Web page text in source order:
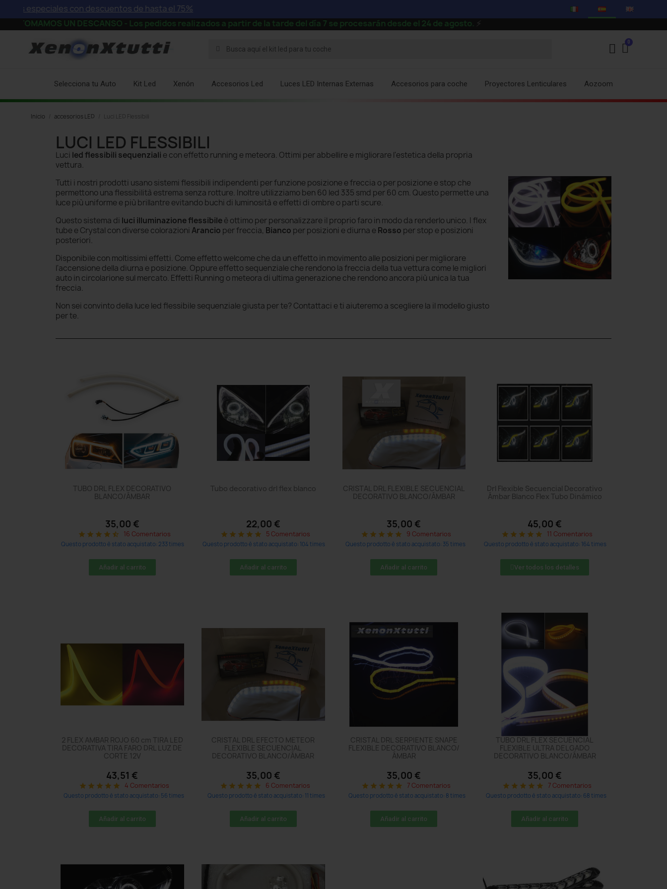
con descuentos de hasta el 75%
UN DESCANSO - Los pedidos realizados a partir de la tarde del día 7 se procesarán desde el 24 de agosto. ⚡
Selecciona tu Auto Kit Led Xenón Accesorios Led Luces LED Internas Externas Accesorios para coche Proyectores Lenticulares Aozoom
Inicio accesorios LED Luci LED Flessibili
LUCI LED FLESSIBILI
Luci ledflessibili sequenziali e con effetto running e meteora. Ottimi per abbellire e migliorare l'estetica della propria
vettura.
Tutti i nostri prodotti usano sistemi flessibili indipendenti per funzione posizione e freccia o per posizione e stop che
permettono una flessibilità estrema senza rotture. Inoltre utilizziamo ben 60 led 335 smd per 60 cm. Questo permette una
luce più uniforme e più brillantre evitando buchi di luminosità e effetti di ombre o parti scure.
Questo sistema di luci illuminazione flessibileè ottimo per personalizzare il proprio faro in modo da renderlo unico. I flex
tube e Crystal con diverse colorazioni Arancio per freccia, Bianco per posizioni e diurna e Rosso per stop e posizioni
posteriori.
Disponibile con moltissimi effetti. Come effetto welcome che da un effetto in movimento alle posizioni per migliorare
l'accensione della diurna e posizione. Oppure effetto sequenziale che rendono la freccia della tua vettura come le migliori
auto in circolarione sul mercato. Effetti Running o meteora di ultima generazione che rendono ancora più unica la tua
freccia.
Non sei convinto della luce led flessibile sequenziale giusta per te? Contattaci e ti aiuteremo a scegliere la il modello giusto
per te.
TUBO DRL FLEX DECORATIVO
BLANCO/ÁMBAR
35,00 €
star star star star star_half 16 Comentarios
Questo prodotto è stato acquistato: 233 times
Añadir al carrito
Tubo decorativo drl flex blanco
22,00 €
star star star star star 5 Comentarios
Questo prodotto è stato acquistato: 104 times
Añadir al carrito
CRISTAL DRL FLEXIBLE SECUENCIAL
DECORATIVO BLANCO/ÁMBAR
35,00 €
star star star star star 9 Comentarios
Questo prodotto è stato acquistato: 35 times
Añadir al carrito
Drl Flexible Secuencial Decorativo
Ámbar Blanco Flex Tubo Dinámico
45,00 €
star star star star star 11 Comentarios
Questo prodotto è stato acquistato: 164 times
Ver todos los detalles
2 FLEX AMBAR ROJO 60 cm TIRA LED
DECORATIVA TIRA FARO DRL LUZ DE
CORTE 12V
43,51 €
star star star star star 4 Comentarios
Questo prodotto è stato acquistato: 56 times
Añadir al carrito
CRISTAL DRL EFECTO METEOR
FLEXIBLE SECUENCIAL
DECORATIVO BLANCO/ÁMBAR
35,00 €
star star star star star 6 Comentarios
Questo prodotto è stato acquistato: 11 times
Añadir al carrito
CRISTAL DRL SERPIENTE SNAPE
FLEXIBLE DECORATIVO BLANCO/
ÁMBAR
35,00 €
star star star star star 7 Comentarios
Questo prodotto è stato acquistato: 8 times
Añadir al carrito
TUBO DRL FLEX SECUENCIAL
FLEXIBLE ULTRA DELGADO
DECORATIVO BLANCO/ÁMBAR
35,00 €
star star star star star 7 Comentarios
Questo prodotto è stato acquistato: 68 times
Añadir al carrito